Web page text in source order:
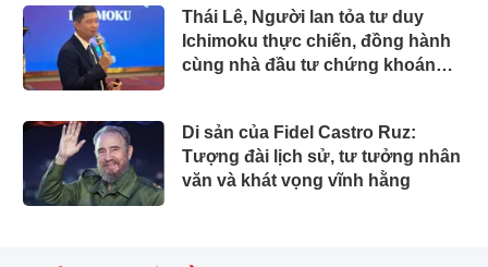
Thái Lê, Người lan tỏa tư duy
Ichimoku thực chiến, đồng hành
cùng nhà đầu tư chứng khoán
Di sản của Fidel Castro Ruz:
Tượng đài lịch sử, tư tưởng nhân
văn và khát vọng vĩnh hằng